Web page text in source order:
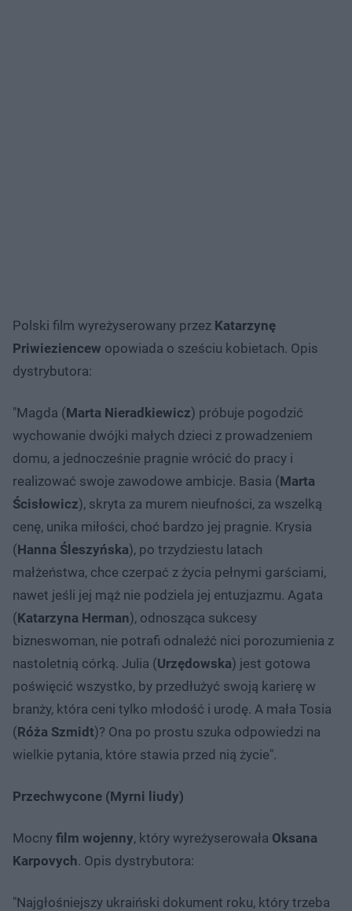
Polski film wyreżyserowany przez Katarzynę
Priwieziencew opowiada o sześciu kobietach. Opis
dystrybutora:
"Magda (Marta Nieradkiewicz) próbuje pogodzić
wychowanie dwójki małych dzieci z prowadzeniem
domu, a jednocześnie pragnie wrócić do pracy i
realizować swoje zawodowe ambicje. Basia (Marta
Ścisłowicz), skryta za murem nieufności, za wszelką
cenę, unika miłości, choć bardzo jej pragnie. Krysia
(Hanna Śleszyńska), po trzydziestu latach
małżeństwa, chce czerpać z życia pełnymi garściami,
nawet jeśli jej mąż nie podziela jej entuzjazmu. Agata
(Katarzyna Herman), odnosząca sukcesy
bizneswoman, nie potrafi odnaleźć nici porozumienia z
nastoletnią córką. Julia (Urzędowska) jest gotowa
poświęcić wszystko, by przedłużyć swoją karierę w
branży, która ceni tylko młodość i urodę. A mała Tosia
(Róża Szmidt)? Ona po prostu szuka odpowiedzi na
wielkie pytania, które stawia przed nią życie".
Przechwycone (Myrni liudy)
Mocny film wojenny, który wyreżyserowała Oksana
Karpovych. Opis dystrybutora:
"Najgłośniejszy ukraiński dokument roku, który trzeba